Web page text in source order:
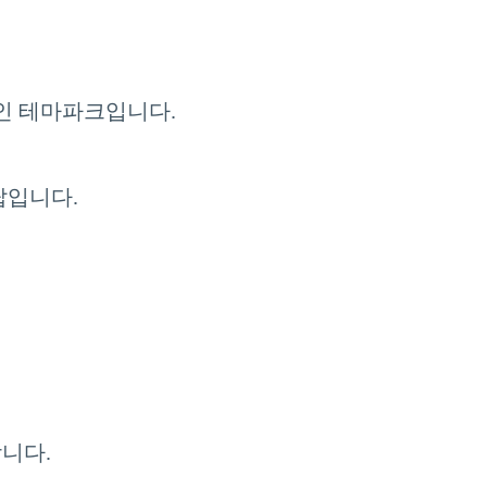
테마파크입니다.
입니다.
다.